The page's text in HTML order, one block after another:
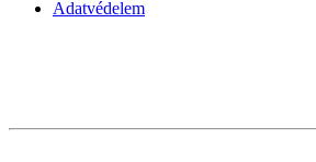
Adatvédelem